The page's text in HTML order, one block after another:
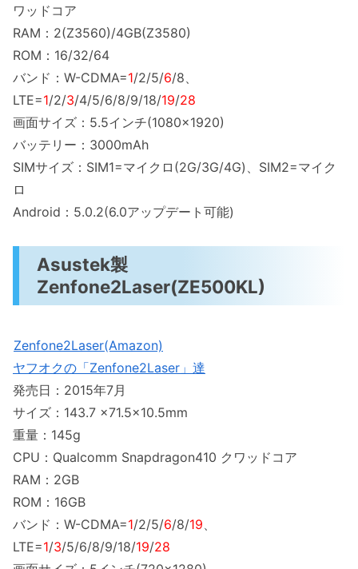
ワッドコア
RAM：2(Z3560)/4GB(Z3580)
ROM：16/32/64
バンド：W-CDMA=1/2/5/6/8、
LTE=1/2/3/4/5/6/8/9/18/19/28
画面サイズ：5.5インチ(1080×1920)
バッテリー：3000mAh
SIMサイズ：SIM1=マイクロ(2G/3G/4G)、SIM2=マイク
ロ
Android：5.0.2(6.0アップデート可能)
Asustek製
Zenfone2Laser(ZE500KL)
Zenfone2Laser(Amazon)
ヤフオクの「Zenfone2Laser」達
発売日：2015年7月
サイズ：143.7 ×71.5×10.5mm
重量：145g
CPU：Qualcomm Snapdragon410 クワッドコア
RAM：2GB
ROM：16GB
バンド：W-CDMA=1/2/5/6/8/19
LTE=1/3/5/6/8/9/18/19/28